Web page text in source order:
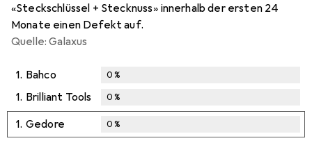
«Steckschlüssel + Stecknuss» innerhalb der ersten 24
Monate einen Defekt auf.
Quelle: Galaxus
1. Bahco 0%
1. Brilliant Tools 0%
1. Gedore 0%